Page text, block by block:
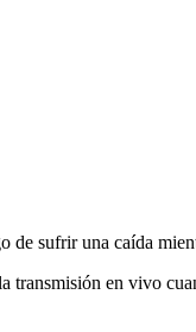
de sufrir una caída
transmisión en vivo